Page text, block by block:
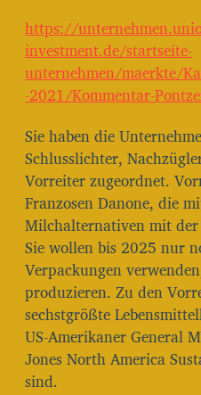
https://
investment.de/startseite-
unternehmen/maerkte/
-2021/Kommentar-
Sie haben die
Schlusslichter,
Vorreiter zugeordnet.
Franzosen Danone, die
Milchalternativen mit
Sie wollen bis 2025 nur
Verpackungen
produzieren. Zu den
sechstgrößte
US-Amerikaner General
Jones North America
sind.